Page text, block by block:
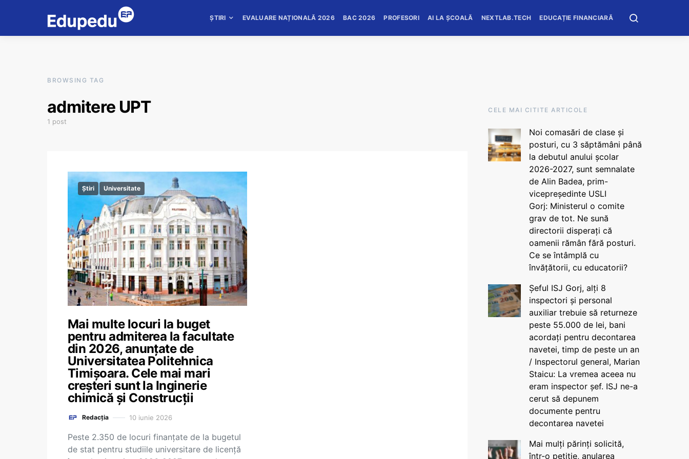
ȘTIRI EVALUARE NAȚIONALĂ 2026 BAC 2026 PROFESORI AI LA ȘCOALĂ NEXTLAB.TECH EDUCAȚIE FINANCIARĂ
BROWSING TAG
admitere UPT
1 post
Știri Universitate
Mai multe locuri la buget
pentru admiterea la facultate
din 2026, anunțate de
Universitatea Politehnica
Timișoara. Cele mai mari
creșteri sunt la Inginerie
chimică și Construcții
Redacția 10 iunie 2026
Peste 2.350 de locuri finanțate de la bugetul
de stat pentru studiile universitare de licență
CELE MAI CITITE ARTICOLE
Noi comasări de clase și
posturi, cu 3 săptămâni până
la debutul anului școlar
2026-2027, sunt semnalate
de Alin Badea, prim-
vicepreședinte USLI
Gorj: Ministerul o comite
grav de tot. Ne sună
directorii disperați că
oamenii rămân fără posturi.
Ce se întâmplă cu
învățătorii, cu educatorii?
Șeful ISJ Gorj, alți 8
inspectori și personal
auxiliar trebuie să returneze
peste 55.000 de lei, bani
acordați pentru decontarea
navetei, timp de peste un an
/ Inspectorul general, Marian
Staicu: La vremea aceea nu
eram inspector șef. ISJ ne-a
cerut să depunem
documente pentru
decontarea navetei
Mai mulți părinți solicită,
într-o petiție, anularea